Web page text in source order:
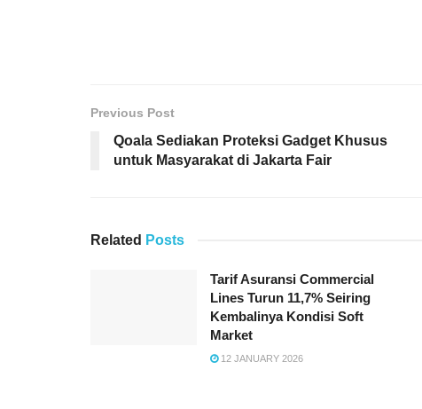
Previous Post
Qoala Sediakan Proteksi Gadget Khusus
untuk Masyarakat di Jakarta Fair
Related Posts
Tarif Asuransi Commercial
Lines Turun 11,7% Seiring
Kembalinya Kondisi Soft
Market
12 JANUARY 2026